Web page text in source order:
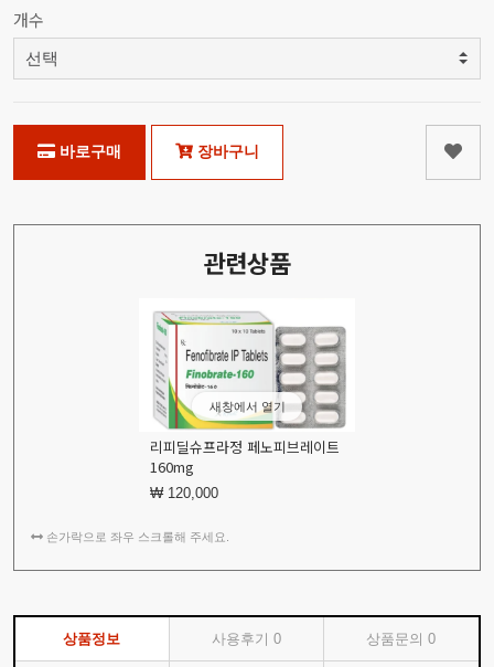
개수
바로구매 장바구니
관련상품
새창에서 열기
리피딜슈프라정 페노피브레이트
160mg
₩ 120,000
손가락으로 좌우 스크롤해 주세요.
상품정보 사용후기 0 상품문의0